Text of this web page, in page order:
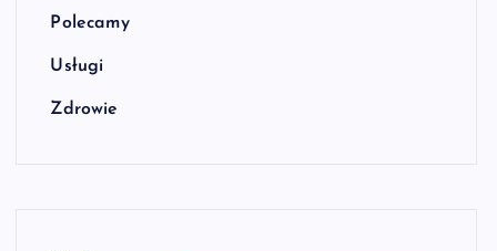
Polecamy
Usługi
Zdrowie